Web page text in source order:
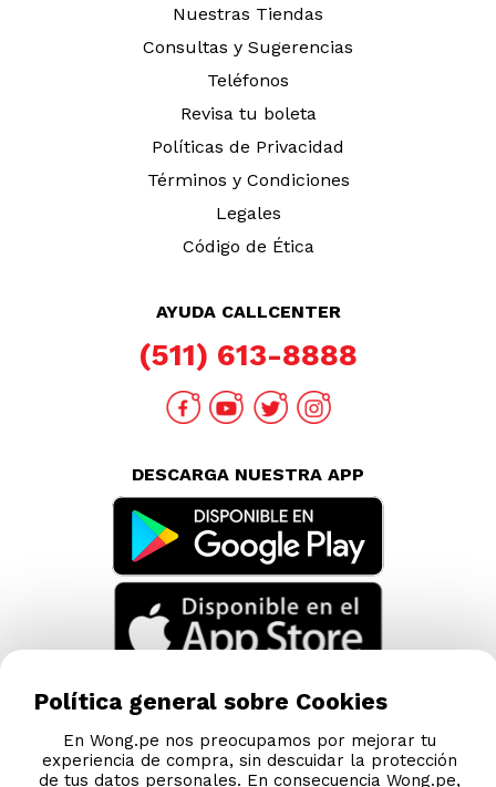
Nuestras Tiendas
Consultas y Sugerencias
Teléfonos
Revisa tu boleta
Políticas de Privacidad
Términos y Condiciones
Legales
Código de Ética
AYUDA CALLCENTER
(511) 613-8888
DESCARGA NUESTRA APP
Política general sobre Cookies
En Wong.pe nos preocupamos por mejorar tu
experiencia de compra, sin descuidar la protección
de tus datos personales. En consecuencia Wong.pe,